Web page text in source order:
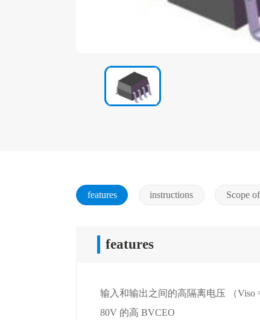
features instructions Scope
features
输入和输出之间的高隔离电压 （Viso
80V 的高 BVCEO